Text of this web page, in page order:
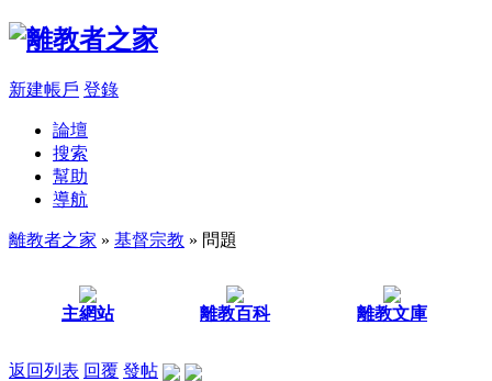
新建帳戶 登錄
論壇
搜索
幫助
導航
離教者之家 » 基督宗教 » 問題
主網站 離教百科 離教文庫
返回列表 回覆 發帖